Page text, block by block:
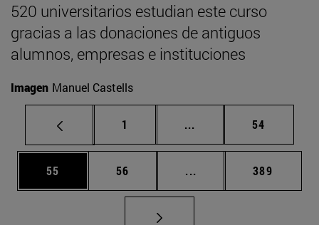
520 universitarios estudian este curso
gracias a las donaciones de antiguos
alumnos, empresas e instituciones
Imagen Manuel Castells
Página
1 ... Páginas intermedias
Página
54
Página
55 Página
56 ... Páginas intermedias
Página
389